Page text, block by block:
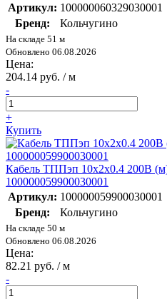
Артикул: 100000060329030001
Бренд:
Кольчугино
На складе 51 м
Обновлено 06.08.2026
Цена:
204.14 руб. / м
-
+
Купить
Кабель ТППэп 10х2х0.4 200В
100000059900030001
Артикул: 100000059900030001
Бренд:
Кольчугино
На складе 50 м
Обновлено 06.08.2026
Цена:
82.21 руб. / м
-